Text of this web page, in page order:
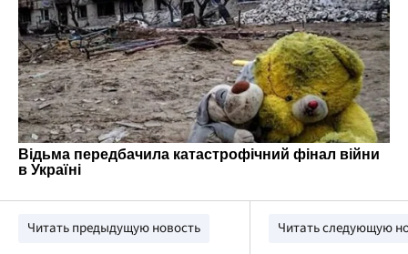
Читать предыдущую новость Читать следующую